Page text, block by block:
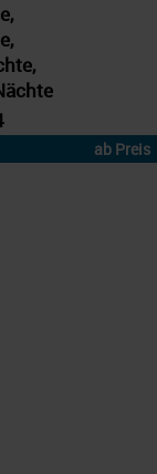
ab Preis